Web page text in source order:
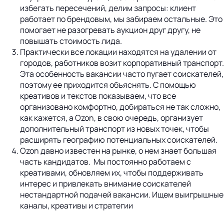
избегать пересечений, делим запросы: клиент
работает по брендовым, мы забираем остальные. Это
помогает не разогревать аукцион друг другу, не
повышать стоимость лида.
Практически все локации находятся на удалении от
городов, работников возит корпоративный транспорт.
Эта особенность вакансии часто пугает соискателей,
поэтому ее приходится объяснять. С помощью
креативов и текстов показываем, что все
организовано комфортно, добираться не так сложно,
как кажется, а Ozon, в свою очередь, организует
дополнительный транспорт из новых точек, чтобы
расширять географию потенциальных соискателей.
Ozon давно известен на рынке, о нем знает большая
часть кандидатов. Мы постоянно работаем с
креативами, обновляем их, чтобы поддерживать
интерес и привлекать внимание соискателей
нестандартной подачей вакансии. Ищем выигрышные
каналы, креативы и стратегии